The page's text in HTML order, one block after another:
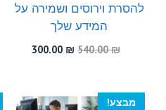
להסרת וירוסים ושמירה על
המידע שלך
540.00₪
המחיר
540.00 ₪.
300.00 ₪
300.00 ₪.
מבצע!